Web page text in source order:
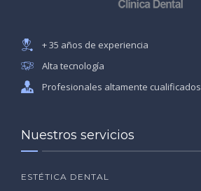
+ 35 años de experiencia
Alta tecnología
Profesionales altamente cualificados
Nuestros servicios
ESTÉTICA DENTAL